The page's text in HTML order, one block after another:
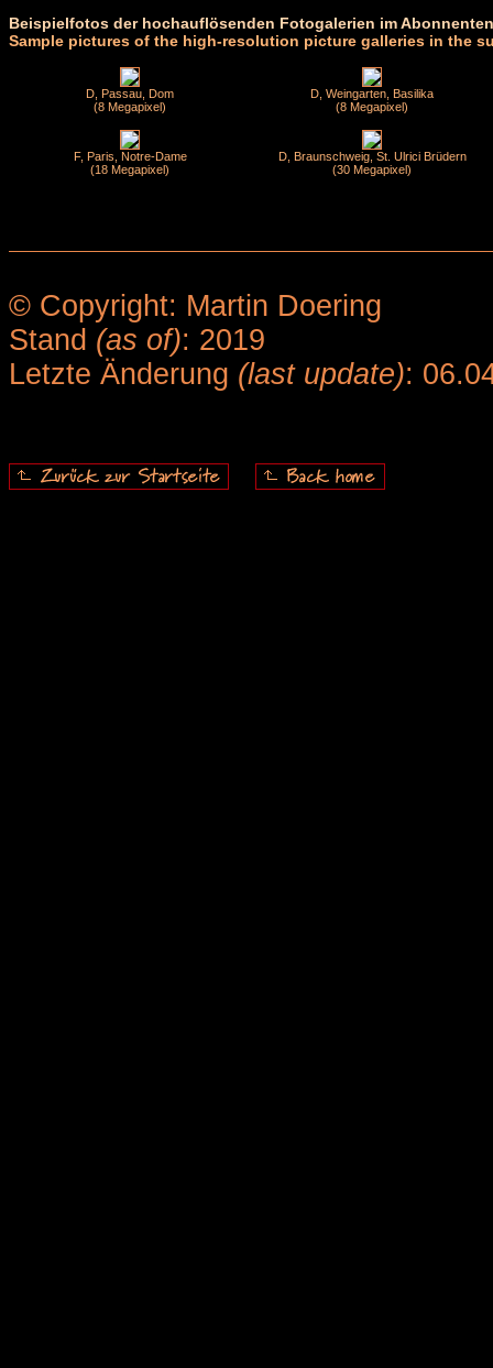
Beispielfotos der hochauflösenden Fotogalerien im
Sample pictures of the high-resolution picture galleries in the
D, Passau, Dom
(8 Megapixel)
D, Weingarten, Basilika
(8 Megapixel)
F, Paris, Notre-Dame
(18 Megapixel)
D, Braunschweig, St. Ulrici Brüdern
(30 Megapixel)
© Copyright: Martin Doering
Stand (as of): 2019
Letzte Änderung (last update):